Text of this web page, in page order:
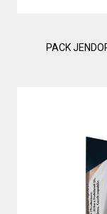
PACK